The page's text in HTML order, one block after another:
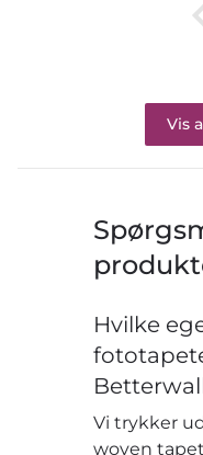
Vis
Hvilke
Vi trykker
woven